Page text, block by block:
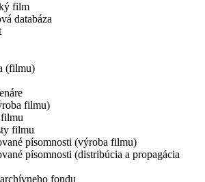
film
databáza
(filmu)
filmu)
filmu
písomnosti (výroba filmu)
písomnosti (distribúcia a propagácia
fondu